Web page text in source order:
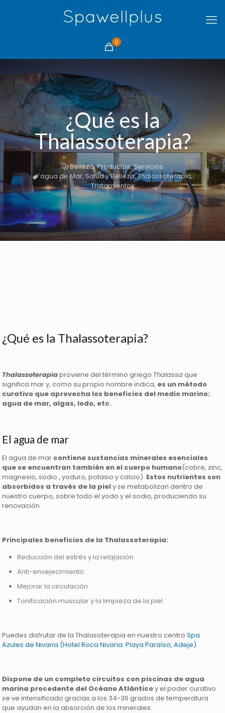
0
¿Qué es la
Thalassoterapia?
Belleza,Productos,Servicios
agua de Mar, Salud y Belleza,Thalassoterapia,
Tratamientos
¿Qué es la Thalassoterapia?
Thalassoterapiaproviene del término griego Thalassaque
significa mar y, como su propio nombre indica, es un método
curativo que aprovecha los beneficios del medio marino:
agua de mar, algas, lodo, etc.
El agua de mar
El agua de mar contiene sustancias minerales esenciales
que se encuentran también en el cuerpo humano(cobre, zinc,
magnesio, sodio , yoduro, potasio y calcio). Estos nutrientes son
absorbidos a través de la piely se metabolizan dentro de
nuestro cuerpo, sobre todo el yodo y el sodio, produciendo su
renovación.
Principales beneficios de la Thalassoterapia:
Reducción del estrés y la relajación
Anti-envejecimiento
Mejorar la circulación
Tonificación muscular y la limpieza de la piel
Puedes disfrutar de la Thalasoterapia en nuestro centroSpa
Azules de Nivaria (Hotel Roca Nivaria. Playa Paraíso, Adeje)
Dispone de un completo circuitos con piscinas de agua
marina procedente del Océano Atlánticoy el poder curativo
se ve intensificado gracias a los 34-36 grados de temperatura
que ayudan en la absorción de los minerales.